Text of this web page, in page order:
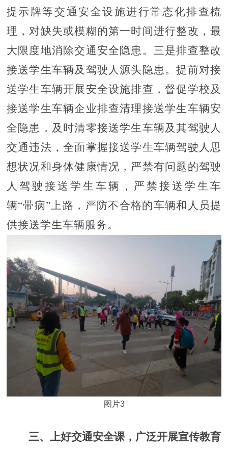
提示牌等交通安全设施进行常态化排查梳
理，对缺失或模糊的第一时间进行整改，最
大限度地消除交通安全隐患。三是排查整改
接送学生车辆及驾驶人源头隐患。提前对接
送学生车辆开展安全设施排查，督促学校及
接送学生车辆企业排查清理接送学生车辆安
全隐患，及时清零接送学生车辆及其驾驶人
交通违法，全面掌握接送学生车辆驾驶人思
想状况和身体健康情况，严禁有问题的驾驶
人驾驶接送学生车辆，严禁接送学生车
辆“带病”上路，严防不合格的车辆和人员提
供接送学生车辆服务。
图片3
三、上好交通安全课，广泛开展宣传教育